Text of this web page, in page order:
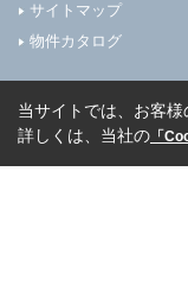
サイトマップ
物件カタログ
当サイトでは、お客
詳しくは、当社の 「